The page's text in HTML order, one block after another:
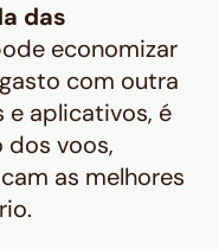
das
economizar
com outra
e aplicativos, é
dos voos,
as melhores